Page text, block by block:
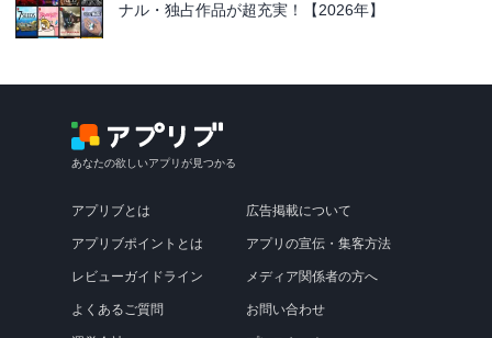
ナル・独占作品が超充実！【2026年】
あなたの欲しいアプリが見つかる
アプリブとは
アプリブポイントとは
レビューガイドライン
よくあるご質問
広告掲載について
アプリの宣伝・集客方法
メディア関係者の方へ
お問い合わせ